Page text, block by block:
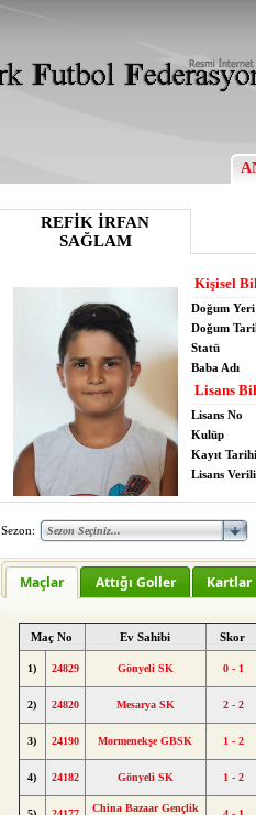
REFİK İRFAN
SAĞLAM
Kişisel
Doğum Yeri
Doğum
Statü
Baba Adı
Lisans
Lisans No
Kulüp
Kayıt Tarihi
Lisans
Sezon:
Maçlar Attığı Goller Kartlar
Maç No Ev Sahibi Skor
1) 24829 Gönyeli SK 0 - 1
2) 24820 Mesarya SK 2 - 2
3) 24190 Mormenekşe GBSK 1 - 2
4) 24182 Gönyeli SK 1 - 2
China Bazaar Gençlik